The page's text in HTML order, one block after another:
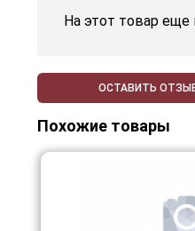
На этот товар
ОСТАВИТЬ
Похожие товары